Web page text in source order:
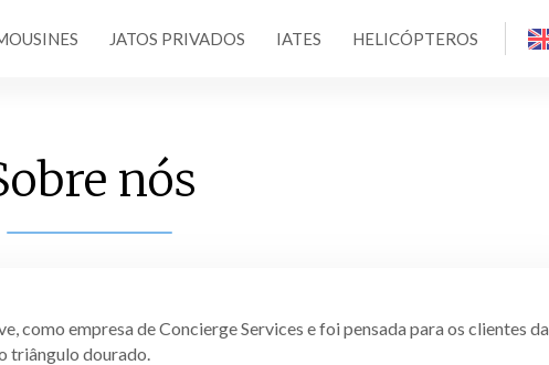
JATOS PRIVADOS IATES HELICÓPTEROS
nós
como empresa de Concierge Services e foi pensada para os clientes da
triângulo dourado.